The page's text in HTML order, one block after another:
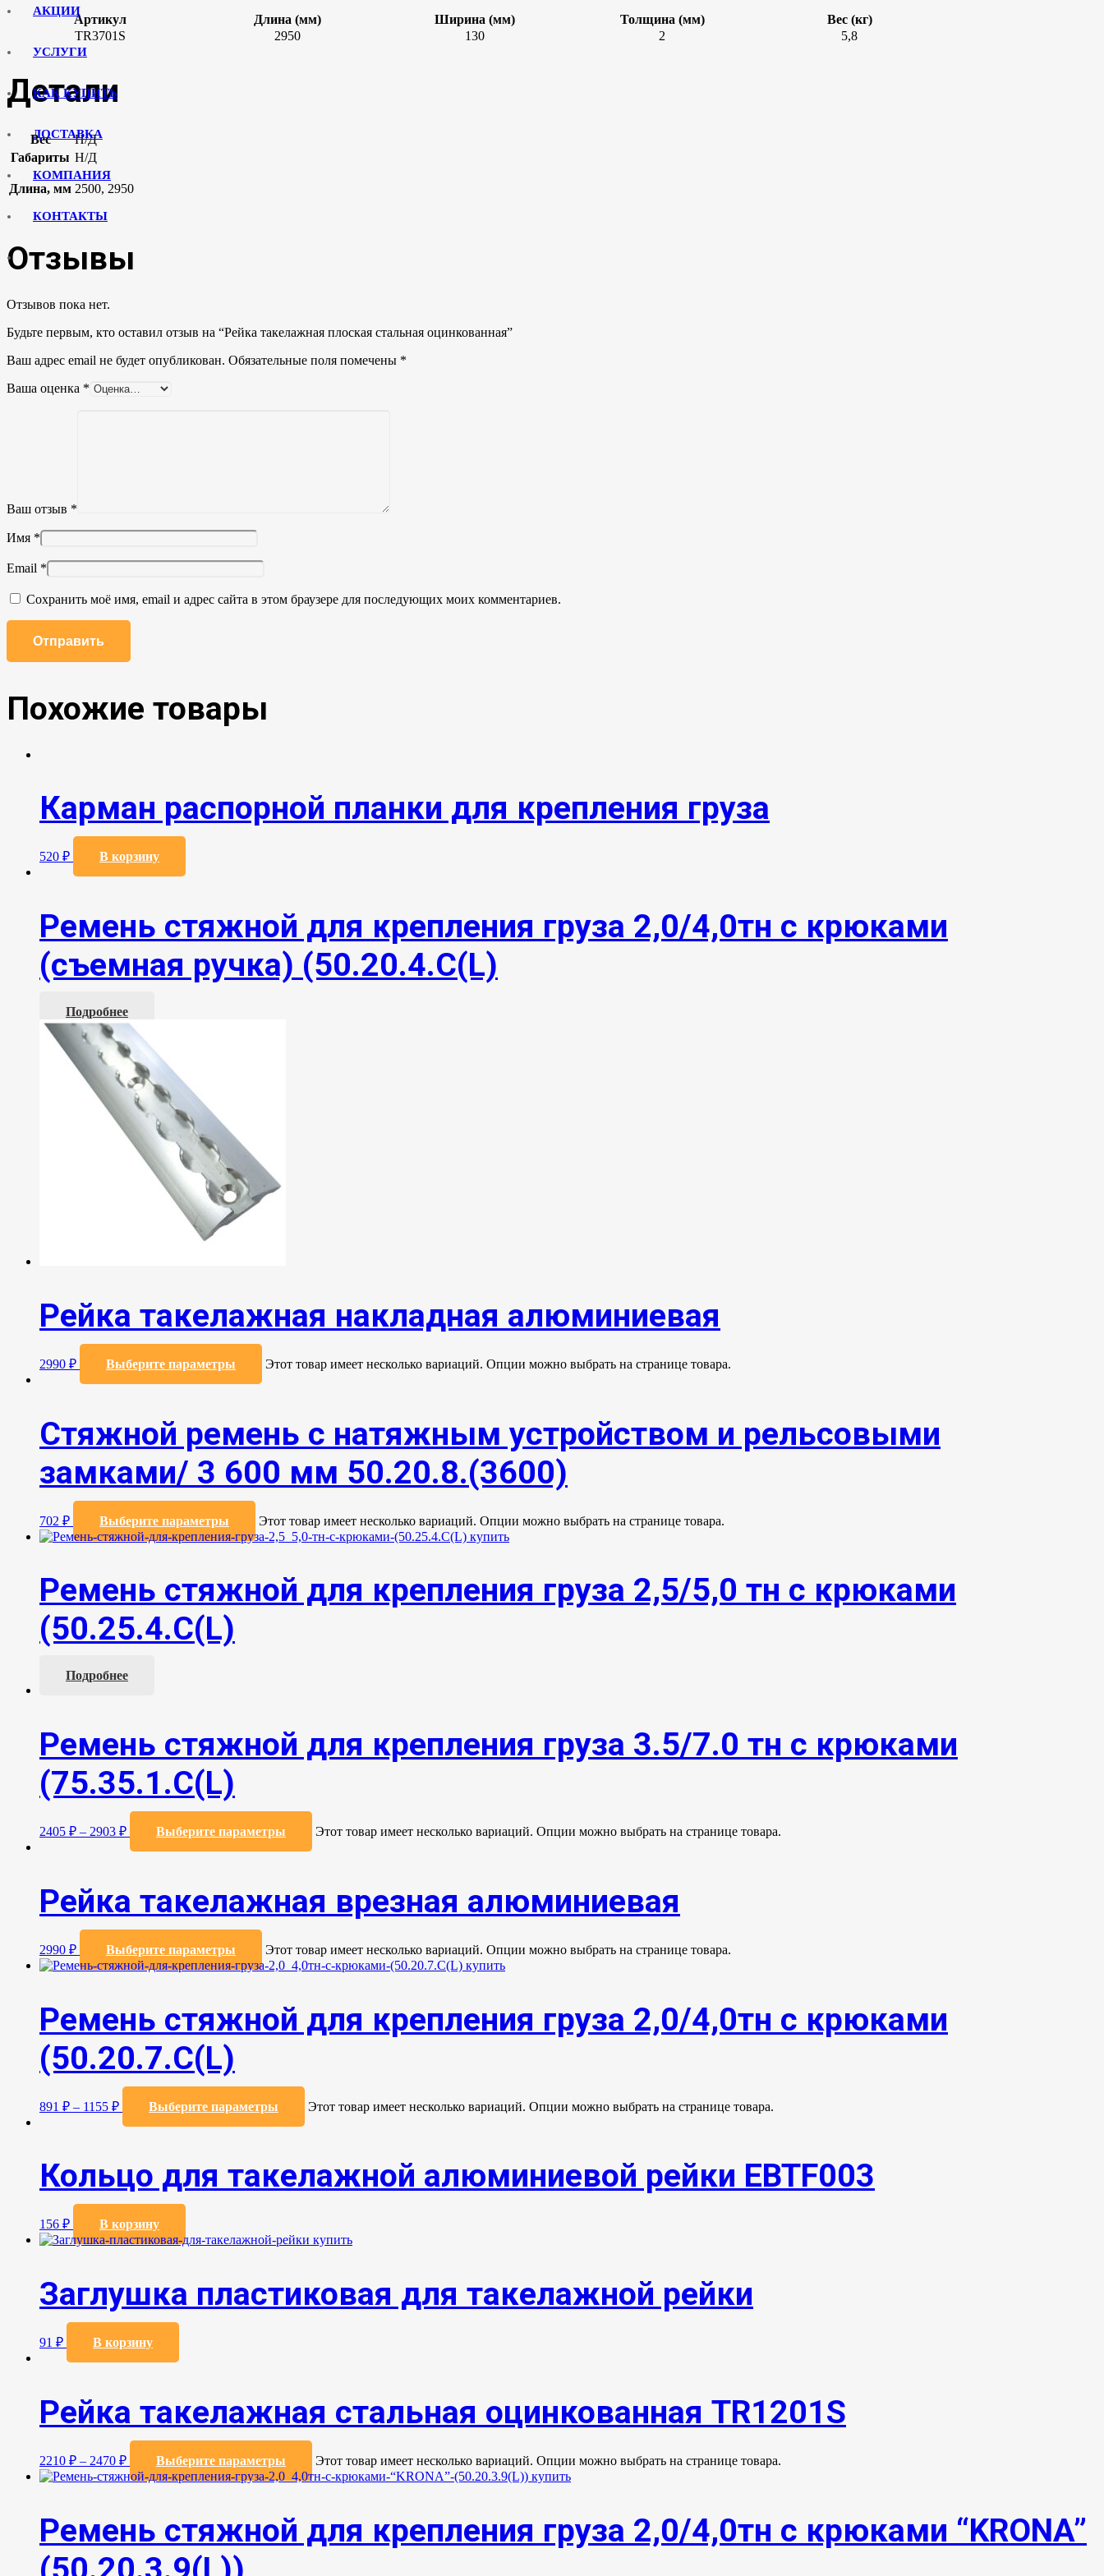
АКЦИИ
УСЛУГИ
КАК КУПИТЬ
ДОСТАВКА
КОМПАНИЯ
КОНТАКТЫ
Артикул Длина (мм) Ширина (мм) Толщина (мм)
Вес (кг)
TR3701S
2950 130 2 5,8
Детали
Вес
Н/Д
Габариты Н/Д
Длина, мм 2500, 2950
Отзывы
Отзывов пока нет.
Будьте первым, кто оставил отзыв на “Рейка такелажная плоская стальная оцинкованная”
Ваш адрес email не будет опубликован. Обязательные поля помечены *
Ваша оценка *
Ваш отзыв *
Имя *
Email *
Сохранить моё имя, email и адрес сайта в этом браузере для последующих моих комментариев.
Похожие товары
Карман распорной планки для крепления груза
520 ₽ В корзину
Ремень стяжной для крепления груза 2,0/4,0тн с крюками
(съемная ручка) (50.20.4.С(L)
Подробнее
Рейка такелажная накладная алюминиевая
2990 ₽ Выберите параметры Этот товар имеет несколько вариаций. Опции можно выбрать на странице товара.
Стяжной ремень с натяжным устройством и рельсовыми
замками/ 3 600 мм 50.20.8.(3600)
702 ₽ Выберите параметры Этот товар имеет несколько вариаций. Опции можно выбрать на странице товара.
Ремень стяжной для крепления груза 2,5/5,0 тн с крюками
(50.25.4.С(L)
Подробнее
Ремень стяжной для крепления груза 3.5/7.0 тн с крюками
(75.35.1.C(L)
2405 ₽ – 2903 ₽ Выберите параметры Этот товар имеет несколько вариаций. Опции можно выбрать на странице товара.
Рейка такелажная врезная алюминиевая
2990 ₽ Выберите параметры Этот товар имеет несколько вариаций. Опции можно выбрать на странице товара.
Ремень стяжной для крепления груза 2,0/4,0тн с крюками
(50.20.7.C(L)
891 ₽ – 1155 ₽ Выберите параметры Этот товар имеет несколько вариаций. Опции можно выбрать на странице товара.
Кольцо для такелажной алюминиевой рейки EBTF003
156 ₽ В корзину
Заглушка пластиковая для такелажной рейки
91 ₽ В корзину
Рейка такелажная стальная оцинкованная TR1201S
2210 ₽ – 2470 ₽ Выберите параметры Этот товар имеет несколько вариаций. Опции можно выбрать на странице товара.
Ремень стяжной для крепления груза 2,0/4,0тн с крюками “KRONA”